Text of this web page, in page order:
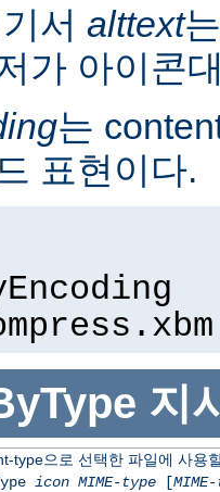
서 alttext
가 아이콘
는
표현이다.
지
type으로 선택한 파일에 사용
icon MIME-type[